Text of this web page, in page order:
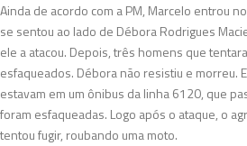
Ainda de acordo com a PM, Marcelo entrou
se sentou ao lado de Débora Rodrigues
ele a atacou. Depois, três homens que
esfaqueados. Débora não resistiu e morreu.
estavam em um ônibus da linha 6120, que
foram esfaqueadas. Logo após o ataque, o
tentou fugir, roubando uma moto.